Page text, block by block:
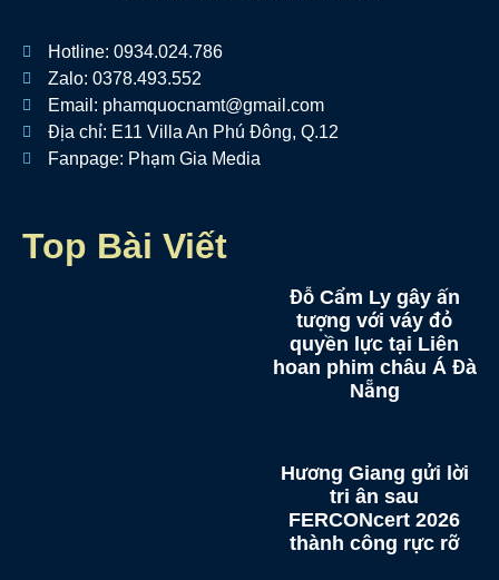
Hotline: 0934.024.786
Zalo: 0378.493.552
Email: phamquocnamt@gmail.com
Địa chỉ: E11 Villa An Phú Đông, Q.12
Fanpage: Phạm Gia Media
Top Bài Viết
Đỗ Cẩm Ly gây ấn
tượng với váy đỏ
quyền lực tại Liên
hoan phim châu Á Đà
Nẵng
Hương Giang gửi lời
tri ân sau
FERCONcert 2026
thành công rực rỡ